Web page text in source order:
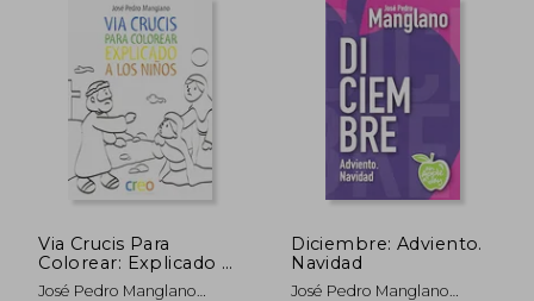
dcto. dcto.
Via Crucis Para
Colorear: Explicado a
los Niños
José Pedro Manglano
Diciembre: Adviento.
Navidad
José Pedro Manglano